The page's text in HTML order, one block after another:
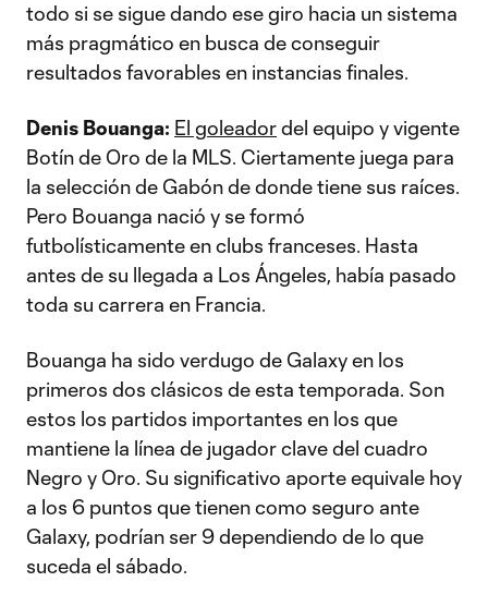
todo si se sigue dando ese giro hacia un sistema
más pragmático en busca de conseguir
resultados favorables en instancias finales.
Denis Bouanga: El goleadordel equipo y vigente
Botín de Oro de la MLS. Ciertamente juega para
la selección de Gabón de donde tiene sus raíces.
Pero Bouanga nació y se formó
futbolísticamente en clubs franceses. Hasta
antes de su llegada a Los Ángeles, había pasado
toda su carrera en Francia.
Bouanga ha sido verdugo de Galaxy en los
primeros dos clásicos de esta temporada. Son
estos los partidos importantes en los que
mantiene la línea de jugador clave del cuadro
Negro y Oro. Su significativo aporte equivale hoy
a los 6 puntos que tienen como seguro ante
Galaxy, podrían ser 9 dependiendo de lo que
suceda el sábado.